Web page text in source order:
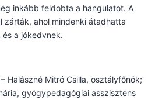
inkább feldobta a hangulatot. A
zárták, ahol mindenki átadhatta
a jókedvnek.
Halászné Mitró Csilla, osztályfőnök;
gyógypedagógiai asszisztens